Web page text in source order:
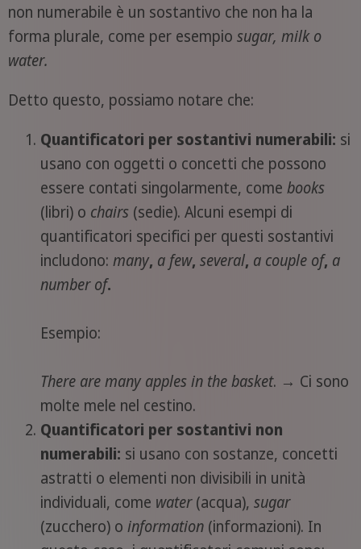
non numerabile è un sostantivo che non ha la
forma plurale, come per esempio sugar, milk o
water.
Detto questo, possiamo notare che:
Quantificatori per sostantivi numerabili: si
usano con oggetti o concetti che possono
essere contati singolarmente, come books
(libri) o chairs(sedie). Alcuni esempi di
quantificatori specifici per questi sostantivi
includono: many, a few, several, a couple of, a
number of.
Esempio:
There are many apples in the basket. → Ci sono
molte mele nel cestino.
Quantificatori per sostantivi non
numerabili: si usano con sostanze, concetti
astratti o elementi non divisibili in unità
individuali, come water(acqua), sugar
(zucchero) o information(informazioni). In